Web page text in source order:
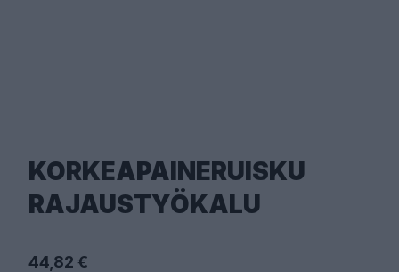
KORKEAPAINERUISKU
RAJAUSTYÖKALU
44,82 €